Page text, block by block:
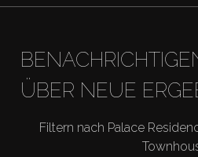
ÜBER NEUE
Filtern nach Palace